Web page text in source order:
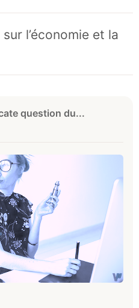
l’économie et la
question du...